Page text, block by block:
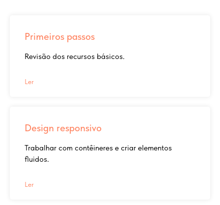
Primeiros passos
Revisão dos recursos básicos.
Ler
Design responsivo
Trabalhar com contêineres e criar elementos
fluidos.
Ler